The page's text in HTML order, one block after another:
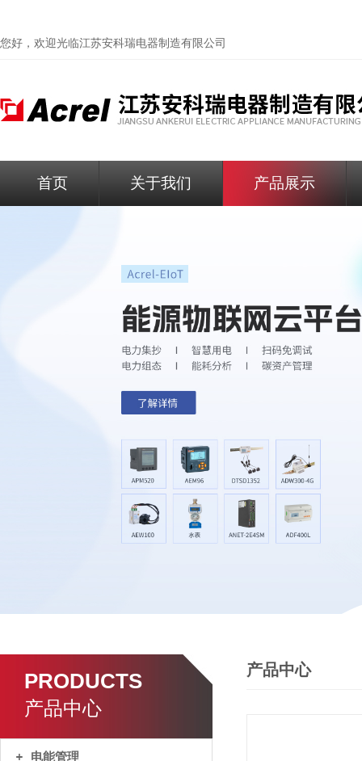
您好，欢迎光临江苏安科瑞电器制造有限公司
首页 关于我们 产品展示
PRODUCTS
产品中心
电能管理
产品中心